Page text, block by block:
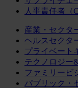
人事責任者（
産業・セクタ
ヘルスセクタ
プライベート
テクノロジー
ファミリービ
パブリック・